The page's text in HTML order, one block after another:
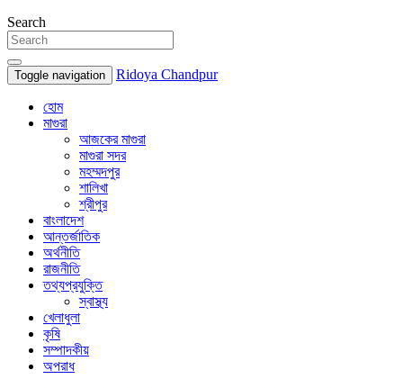
Search
Toggle navigation Ridoya Chandpur
হোম
মাগুরা
আজকের মাগুরা
মাগুরা সদর
মহম্মদপুর
শালিখা
শ্রীপুর
বাংলাদেশ
আন্তর্জাতিক
অর্থনীতি
রাজনীতি
তথ্যপ্রযুক্তি
স্বাস্থ্য
খেলাধুলা
কৃষি
সম্পাদকীয়
অপরাধ